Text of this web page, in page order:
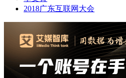
2018广东互联网大会